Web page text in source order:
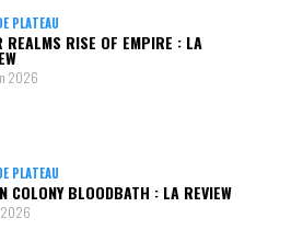
PLATEAU
REALMS RISE OF EMPIRE : LA
2026
PLATEAU
COLONY BLOODBATH : LA REVIEW